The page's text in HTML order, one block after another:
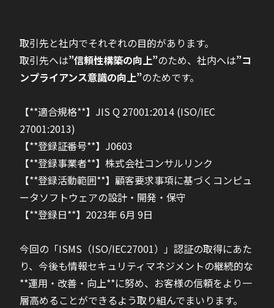
取引先と社内でそれぞれの目的があります。
取引先へは”信頼性構築の向上”のため、社内へは”コ
ンプライアンス意識の向上”のためです。
【**適合規格**】JIS Q 27001:2014 (ISO/IEC
27001:2013)
【**登録証番号**】J0603
【**登録事業者**】株式会社コンサルリンク
【**登録活動範囲**】顧客要求事項に基づくコンピュ
ータソフトウェアの設計・開発・保守
【**登録日**】2023年 6月 9日
今回の「ISMS（ISO/IEC27001）」認証の取得にあた
り、今後も情報セキュリティマネジメントの継続的な
**運用・改善・向上**に努め、お客様の信頼をより一
層高めることができるよう取り組んでまいります。